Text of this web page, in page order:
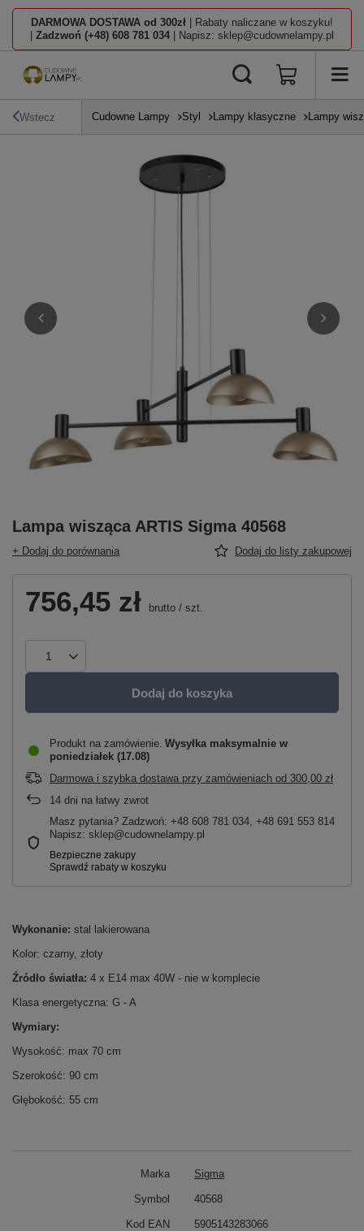
DARMOWA DOSTAWA od 300zł | Rabaty naliczane w koszyku!
Zadzwoń (+48) 608 781 034 | Napisz: sklep@cudownelampy.pl
Wstecz Cudowne Lampy Styl Lampy klasyczne Lampy
Lampa wisząca ARTIS Sigma 40568
+ Dodaj do porównania Dodaj do listy zakupowej
756,45 zł brutto / szt.
Dodaj do koszyka
Produkt na zamówienie Wysyłka maksymalnie w
poniedziałek (17.08)
Darmowa i szybka dostawa przy zamówieniach od 300,00 zł
14 dni na łatwy zwrot
Masz pytania? Zadzwoń: +48 608 781 034, +48 691 553 814
Napisz: sklep@cudownelampy.pl
Wykonanie: stal lakierowana
Kolor: czarny, złoty
Źródło światła: 4 x E14 max 40W - nie w komplecie
Klasa energetyczna: G - A
Wymiary:
Wysokość: max 70 cm
Szerokość: 90 cm
Głębokość: 55 cm
Marka Sigma
Symbol 40568
Kod EAN 5905143283066